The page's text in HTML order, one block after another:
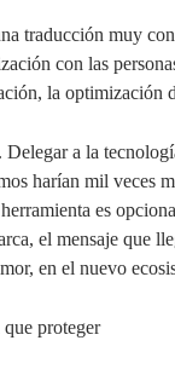
traducción muy
con las
la optimización
a la
harían mil veces
es
el mensaje que
en el nuevo
proteger